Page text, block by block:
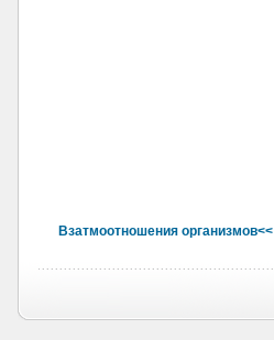
Взатмоотношения организмов<<